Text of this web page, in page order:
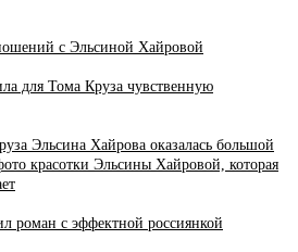
с Эльсиной Хайровой
для Тома Круза чувственную
Эльсина Хайрова оказалась большой
красотки Эльсины Хайровой, которая
роман с эффектной россиянкой